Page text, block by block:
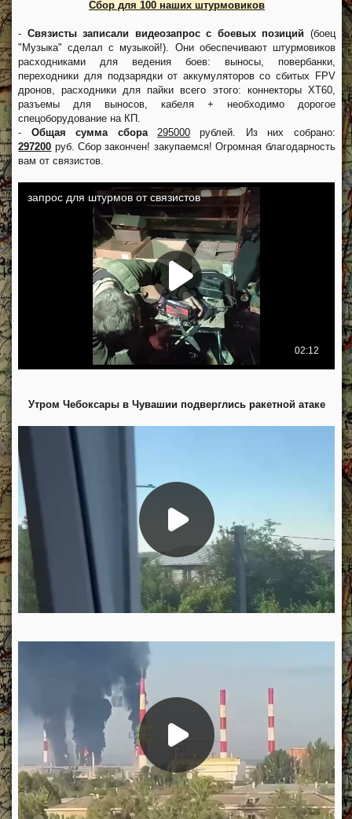
Сбор для 100 наших штурмовиков
- Связисты записали видеозапрос с боевых позиций (боец
"Музыка" сделал с музыкой!). Они обеспечивают штурмовиков
расходниками для ведения боев: выносы, повербанки,
переходники для подзарядки от аккумуляторов со сбитых FPV
дронов, расходники для пайки всего этого: коннекторы XT60,
разъемы для выносов, кабеля + необходимо дорогое
спецоборудование на КП.
- Общая сумма сбора 295000 рублей. Из них собрано:
297200 руб. Сбор закончен! закупаемся! Огромная благодарность
вам от связистов.
Утром Чебоксары в Чувашии подверглись ракетной атаке